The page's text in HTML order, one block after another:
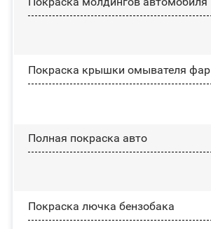
Покраска крышки омывателя фар
Полная покраска авто
Покраска лючка бензобака